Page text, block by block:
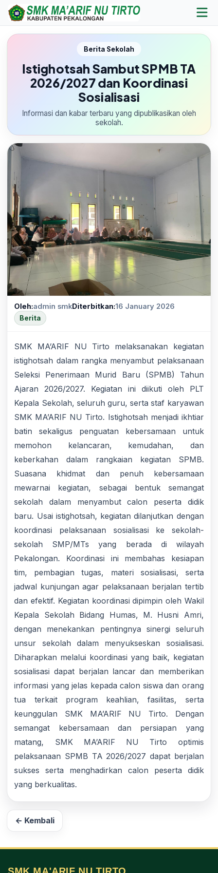
Berita Sekolah
Istighotsah Sambut SPMB TA
2026/2027 dan Koordinasi
Sosialisasi
Informasi dan kabar terbaru yang dipublikasikan oleh
sekolah.
Oleh:admin smkDiterbitkan:16 January 2026
Berita
SMK MA’ARIF NU Tirto melaksanakan kegiatan
istighotsah dalam rangka menyambut pelaksanaan
Seleksi Penerimaan Murid Baru (SPMB) Tahun
Ajaran 2026/2027. Kegiatan ini diikuti oleh PLT
Kepala Sekolah, seluruh guru, serta staf karyawan
SMK MA’ARIF NU Tirto. Istighotsah menjadi ikhtiar
batin sekaligus penguatan kebersamaan untuk
memohon kelancaran, kemudahan, dan
keberkahan dalam rangkaian kegiatan SPMB.
Suasana khidmat dan penuh kebersamaan
mewarnai kegiatan, sebagai bentuk semangat
sekolah dalam menyambut calon peserta didik
baru. Usai istighotsah, kegiatan dilanjutkan dengan
koordinasi pelaksanaan sosialisasi ke sekolah-
sekolah SMP/MTs yang berada di wilayah
Pekalongan. Koordinasi ini membahas kesiapan
tim, pembagian tugas, materi sosialisasi, serta
jadwal kunjungan agar pelaksanaan berjalan tertib
dan efektif. Kegiatan koordinasi dipimpin oleh Wakil
Kepala Sekolah Bidang Humas, M. Husni Amri,
dengan menekankan pentingnya sinergi seluruh
unsur sekolah dalam menyukseskan sosialisasi.
Diharapkan melalui koordinasi yang baik, kegiatan
sosialisasi dapat berjalan lancar dan memberikan
informasi yang jelas kepada calon siswa dan orang
tua terkait program keahlian, fasilitas, serta
keunggulan SMK MA’ARIF NU Tirto. Dengan
semangat kebersamaan dan persiapan yang
matang, SMK MA’ARIF NU Tirto optimis
pelaksanaan SPMB TA 2026/2027 dapat berjalan
sukses serta menghadirkan calon peserta didik
yang berkualitas.
← Kembali
SMK MA'ARIF NU TIRTO